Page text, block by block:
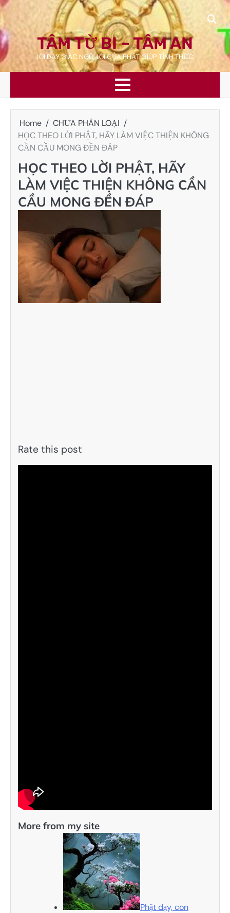
Skip
to
content
TÂM TỪ BI – TÂM AN
LỜI DẠY GIÁC NGỘ, LỜI CỦA PHẬT GÍÚP TỈNH THỨC
Home
CHƯA PHÂN LOẠI
HỌC THEO LỜI PHẬT, HÃY LÀM VIỆC THIỆN KHÔNG
CẦN CẦU MONG ĐỀN ĐÁP
HỌC THEO LỜI PHẬT, HÃY
LÀM VIỆC THIỆN KHÔNG CẦN
CẦU MONG ĐỀN ĐÁP
Rate this post
More from my site
Phật dạy, con